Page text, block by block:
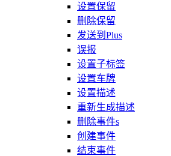
设置保留
删除保留
发送到Plus
误报
设置子标签
设置车牌
设置描述
重新生成描述
删除事件s
创建事件
结束事件